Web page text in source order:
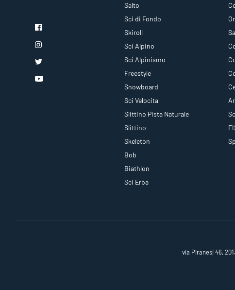
Salto
Sci di Fondo
Skiroll
Sci Alpino
Sci Alpinismo
Freestyle
Snowboard
Sci Velocita
Slittino Pista Naturale
Slittino
Skeleton
Bob
Biathlon
Sci Erba
via Piranesi 46,